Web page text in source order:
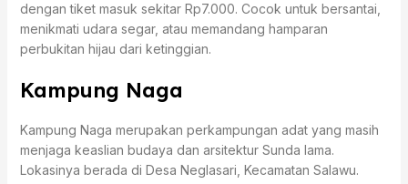
dengan tiket masuk sekitar Rp7.000. Cocok untuk bersantai,
menikmati udara segar, atau memandang hamparan
perbukitan hijau dari ketinggian.
Kampung Naga
Kampung Naga merupakan perkampungan adat yang masih
menjaga keaslian budaya dan arsitektur Sunda lama.
Lokasinya berada di Desa Neglasari, Kecamatan Salawu.